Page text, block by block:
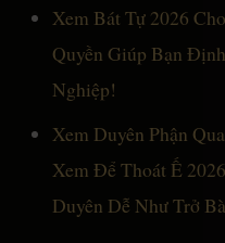
Xem Bát Tự 2026
Quyền Giúp Bạn
Nghiệp!
Xem Duyên Phận
Xem Để Thoát Ế
Duyên Dễ Như Trở